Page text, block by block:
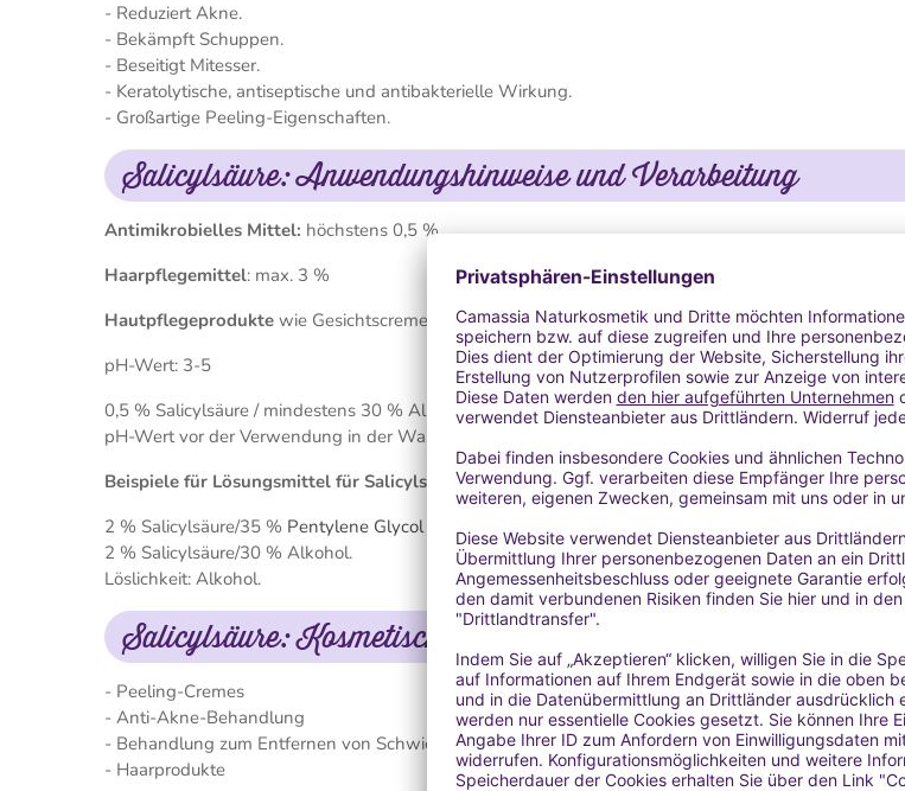
- Reduziert Akne.
- Bekämpft Schuppen.
- Beseitigt Mitesser.
- Keratolytische, antiseptische und antibakterielle Wirkung.
- Großartige Peeling-Eigenschaften.
Salicylsäure: Anwendungshinweise und Verarbeitung
Antimikrobielles Mittel: höchstens 0,5 %
Haarpflegemittel: max. 3 %
Hautpflegeprodukte wie Gesichtscremes, Körpercremes, Seren, Aknebehandlungen: höchstens 2 %
pH-Wert: 3-5
0,5 % Salicylsäure / mindestens 30 % Alkohol.
pH-Wert vor der Verwendung in der Wasserphase auf 4,5-5 einstellen.
Beispiele für Lösungsmittel für Salicylsäure:
2 % Salicylsäure/35 % Pentylene Glycol Natural
2 % Salicylsäure/30 % Alkohol.
Löslichkeit: Alkohol.
Salicylsäure: Kosmetischer Einsatz
- Peeling-Cremes
- Anti-Akne-Behandlung
- Behandlung zum Entfernen von Schwielen
- Haarprodukte